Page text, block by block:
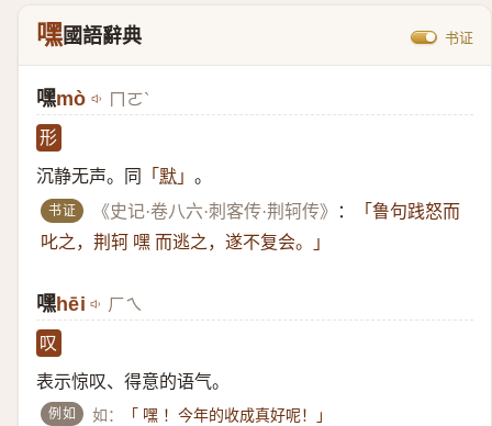
嘿國語辭典 书证
嘿mò ㄇㄛˋ
形
沉静无声。同 「 默 」 。
书证 《史记·卷八六·刺客传·荆轲传》 ：
「鲁句践怒而
叱之，荆轲 嘿 而逃之，遂不复会。」
嘿hēi ㄏㄟ
叹
表示惊叹、得意的语气。
例如 如： 「 嘿 ！今年的收成真好呢！」